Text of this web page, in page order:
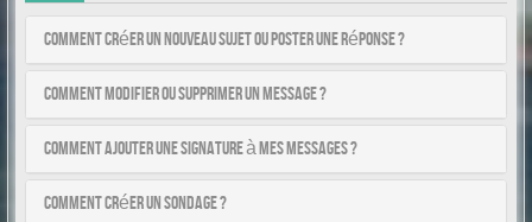
Comment créer un nouveau sujet ou poster une réponse ?
Comment modifier ou supprimer un message ?
Comment ajouter une signature à mes messages ?
Comment créer un sondage ?